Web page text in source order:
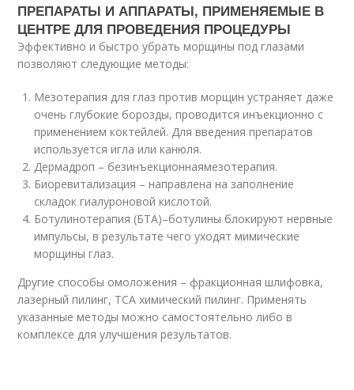
ПРЕПАРАТЫ И АППАРАТЫ, ПРИМЕНЯЕМЫЕ В
ЦЕНТРЕ ДЛЯ ПРОВЕДЕНИЯ ПРОЦЕДУРЫ
Эффективно и быстро убрать морщины под глазами
позволяют следующие методы:
Мезотерапия для глаз против морщин устраняет даже
очень глубокие борозды, проводится инъекционно с
применением коктейлей. Для введения препаратов
используется игла или канюля.
Дермадроп – безинъекционнаямезотерапия.
Биоревитализация – направлена на заполнение
складок гиалуроновой кислотой.
Ботулинотерапия (БТА)–ботулины блокируют нервные
импульсы, в результате чего уходят мимические
морщины глаз.
Другие способы омоложения – фракционная шлифовка,
лазерный пилинг, ТСА химический пилинг. Применять
указанные методы можно самостоятельно либо в
комплексе для улучшения результатов.